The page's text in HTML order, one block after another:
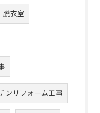
脱衣室
ンリフォーム工事